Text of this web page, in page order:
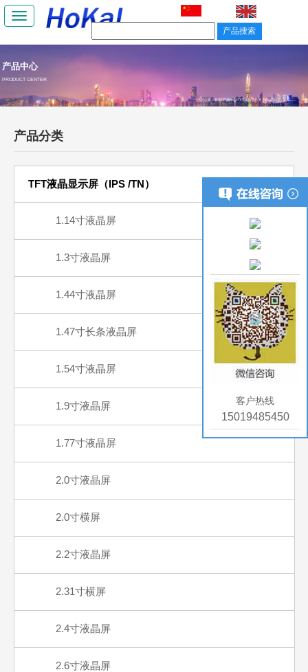
Toggle
产品中心
PRODUCT CENTER
当前位置： 首页/产品中心/ TFT液晶显示屏（IPS /TN）
产品分类
TFT液晶显示屏（IPS /TN）
1.14寸液晶屏
1.3寸液晶屏
1.44寸液晶屏
1.47寸长条液晶屏
1.54寸液晶屏
1.9寸液晶屏
1.77寸液晶屏
2.0寸液晶屏
2.0寸横屏
2.2寸液晶屏
2.31寸横屏
2.4寸液晶屏
2.6寸液晶屏
客户热线
15019485450